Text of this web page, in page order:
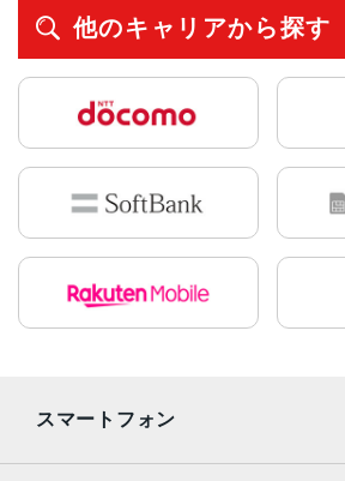
他のキャリアから探す
スマートフォン